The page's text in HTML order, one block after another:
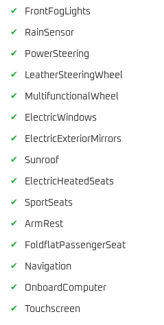
✔ FrontFogLights
✔ RainSensor
✔ PowerSteering
✔ LeatherSteeringWheel
✔ MultifunctionalWheel
✔ ElectricWindows
✔ ElectricExteriorMirrors
✔ Sunroof
✔ ElectricHeatedSeats
✔ SportSeats
✔ ArmRest
✔ FoldflatPassengerSeat
✔ Navigation
✔ OnboardComputer
✔ Touchscreen